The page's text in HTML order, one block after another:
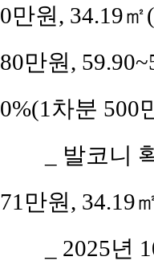
0만원, 34.19
80만원,
0%(1차분 500
_ 발코니
71만원, 34.19
_ 2025년